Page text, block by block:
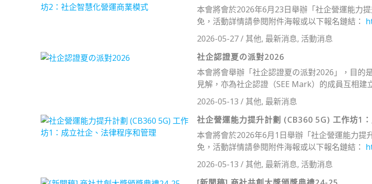
本會將會於2026年6月23日舉辦「社企營運能力
免，活動詳情請參閱附件海報或以下報名鏈結：
2026-05-27/ 其他, 最新消息, 活動消息
社企認證夏の派對2026
本會將會舉辦「社企認證夏の派對2026」，目的
見解，亦為社企認證（SEE Mark）的成員互相
2026-05-13 / 其他, 最新消息
社企營運能力提升計劃 (CB360 5G) 工作坊1
本會將會於2026年6月1日舉辦「社企營運能力提
免，活動詳情請參閱附件海報或以下報名鏈結：
2026-05-13 / 其他, 最新消息, 活動消息